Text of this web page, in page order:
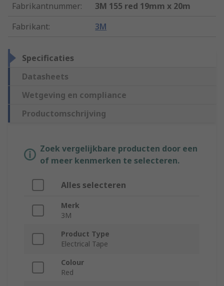
Fabrikantnummer:
3M 155 red 19mm x 20m
Fabrikant: 3M
Specificaties
Datasheets
Wetgeving en compliance
Productomschrijving
Zoek vergelijkbare producten door een
of meer kenmerken te selecteren.
Alles selecteren
Merk
3M
Product Type
Electrical Tape
Colour
Red